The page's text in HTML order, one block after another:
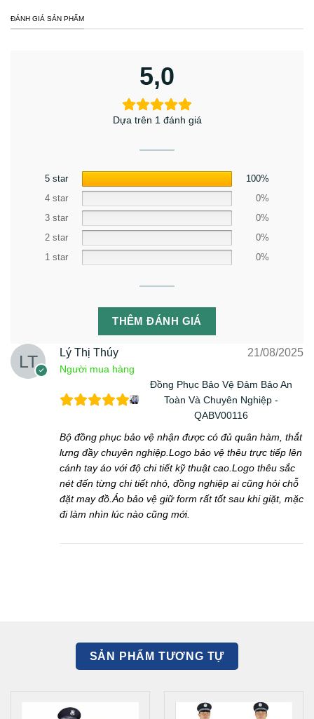
ĐÁNH GIÁ SẢN PHẨM
5,0
Dựa trên 1 đánh giá
5 star
100%
4 star
0%
3 star
0%
2 star
0%
1 star
0%
THÊM ĐÁNH GIÁ
Lý Thị Thúy
Người mua hàng
21/08/2025
Đồng Phục Bảo Vệ Đảm Bảo An
Toàn Và Chuyên Nghiệp -
QABV00116
Bộ đồng phục bảo vệ nhận được có đủ quân hàm, thắt
lưng đầy chuyên nghiệp.Logo bảo vệ thêu trực tiếp lên
cánh tay áo với độ chi tiết kỹ thuật cao.Logo thêu sắc
nét đến từng chi tiết nhỏ, đồng nghiệp ai cũng hỏi chỗ
đặt may đồ.Áo bảo vệ giữ form rất tốt sau khi giặt, mặc
đi làm nhìn lúc nào cũng mới.
SẢN PHẨM TƯƠNG TỰ